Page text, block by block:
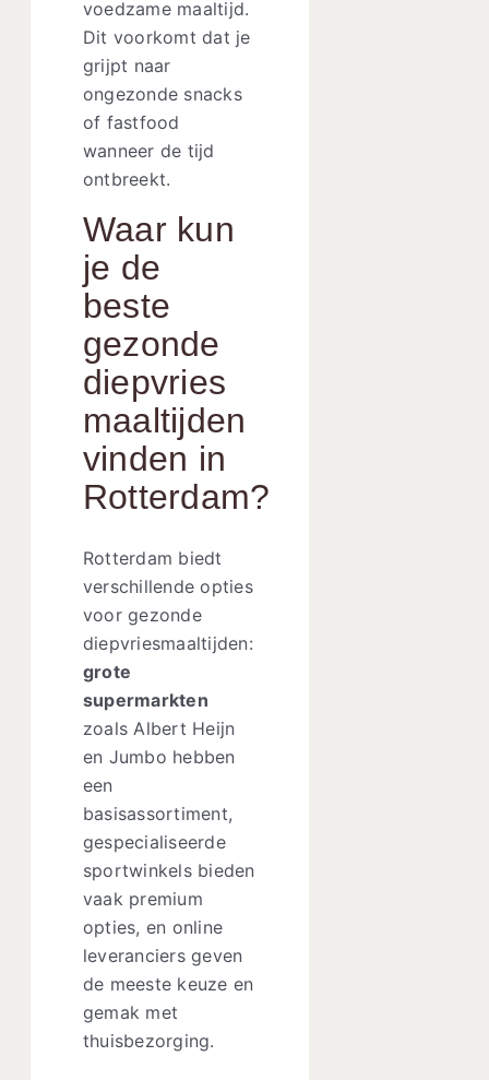
voedzame maaltijd.
Dit voorkomt dat je
grijpt naar
ongezonde snacks
of fastfood
wanneer de tijd
ontbreekt.
Waar kun
je de
beste
gezonde
diepvries
maaltijden
vinden in
Rotterdam?
Rotterdam biedt
verschillende opties
voor gezonde
diepvriesmaaltijden:
grote
supermarkten
zoals Albert Heijn
en Jumbo hebben
een
basisassortiment,
gespecialiseerde
sportwinkels bieden
vaak premium
opties, en online
leveranciers geven
de meeste keuze en
gemak met
thuisbezorging.